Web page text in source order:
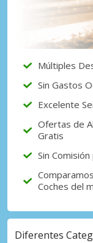
Múltiples
Sin Gastos
Excelente
Ofertas de
Gratis
Sin
Coches del
Diferentes